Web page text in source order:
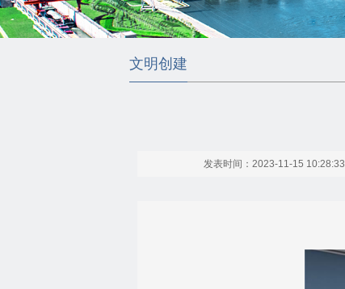
文明创建
发表时间：2023-11-15 10:28:33